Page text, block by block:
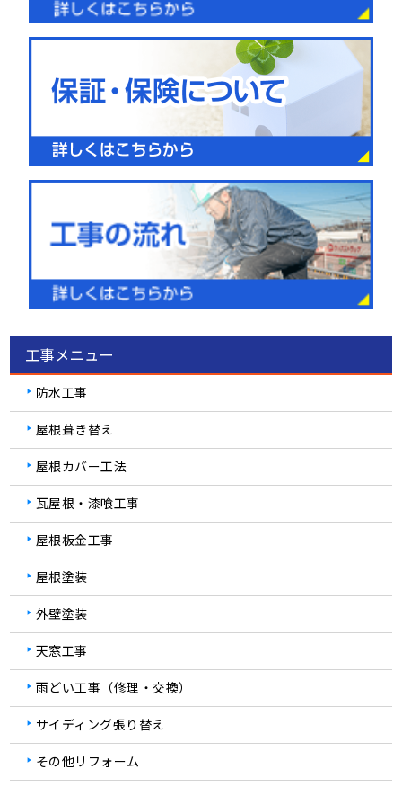
工事メニュー
防水工事
屋根葺き替え
屋根カバー工法
瓦屋根・漆喰工事
屋根板金工事
屋根塗装
外壁塗装
天窓工事
雨どい工事（修理・交換）
サイディング張り替え
その他リフォーム